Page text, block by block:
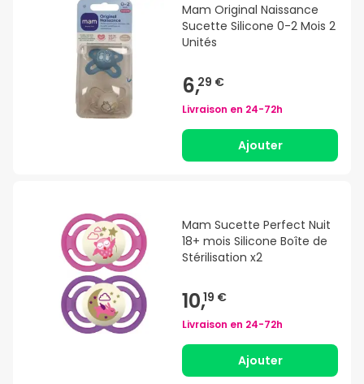
Mam Original Naissance
Sucette Silicone 0-2 Mois 2
Unités
6,29 €
Livraison en 24-72h
Ajouter
Mam Sucette Perfect Nuit
18+ mois Silicone Boîte de
Stérilisation x2
10,19 €
Livraison en 24-72h
Ajouter